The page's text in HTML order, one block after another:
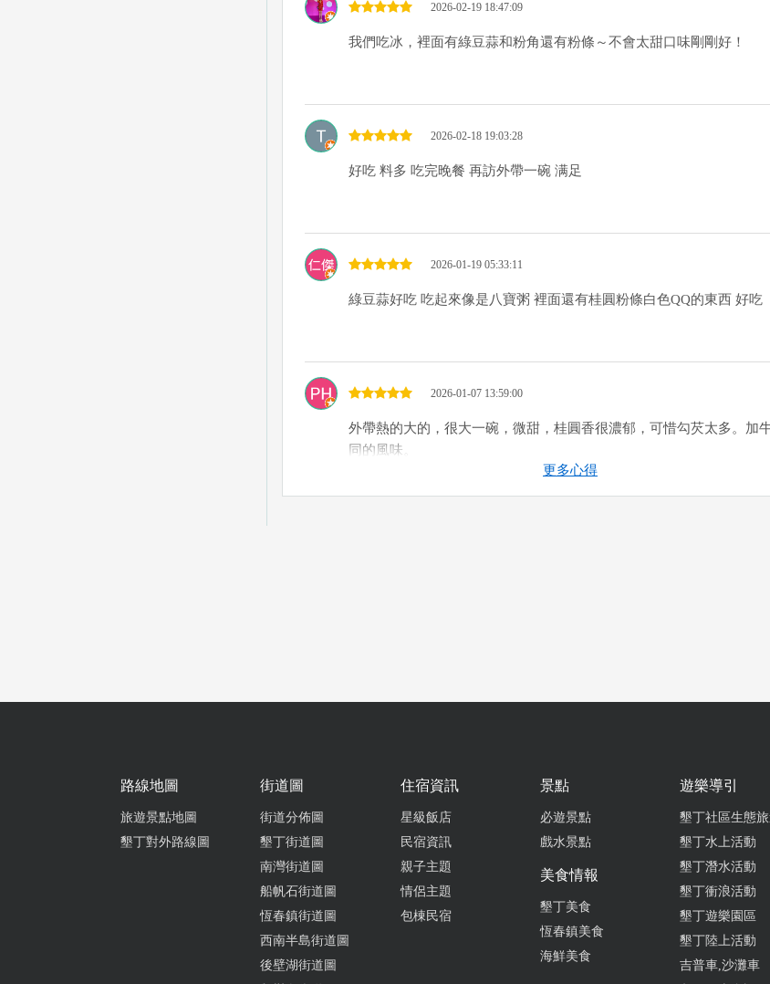
2026-02-19 18:47:09
我們吃冰，裡面有綠豆蒜和粉角還有粉條～不會太甜口味剛剛好！
2026-02-18 19:03:28
好吃 料多 吃完晚餐 再訪外帶一碗 满足
2026-01-19 05:33:11
綠豆蒜好吃 吃起來像是八寶粥 裡面還有桂圓粉條白色QQ的東西 好吃
2026-01-07 13:59:00
外帶熱的大的，很大一碗，微甜，桂圓香很濃郁，可惜勾芡太多。加
同的風味。
2025-08-23 19:30:58
上次看老饕來吃，感覺裡面料很多，裡面有桂圓米苔目還有綠豆蒜，
歡的，蠻好吃的，果然自家熬的黑糖很香，如果覺得不夠甜可以再加
春還會再來吃
更多心得
路線地圖
旅遊景點地圖
墾丁對外路線圖
街道圖
街道分佈圖
墾丁街道圖
南灣街道圖
船帆石街道圖
恆春鎮街道圖
西南半島街道圖
後壁湖街道圖
住宿資訊
星級飯店
民宿資訊
親子主題
情侶主題
包棟民宿
景點
必遊景點
戲水景點
美食情報
墾丁美食
恆春鎮美食
海鮮美食
遊樂導引
墾丁社區生態
墾丁水上活動
墾丁潛水活動
墾丁衝浪活動
墾丁遊樂園區
墾丁陸上活動
吉普車,沙灘車